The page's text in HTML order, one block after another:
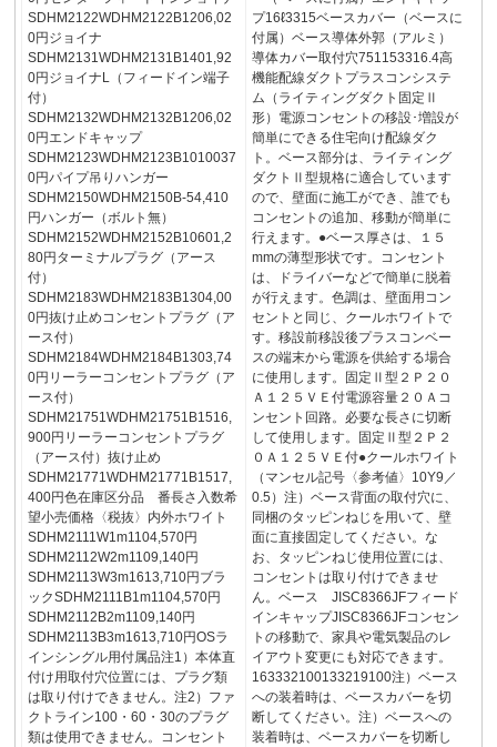
SDHM2122WDHM2122B1206,02
0円ジョイナ
SDHM2131WDHM2131B1401,92
0円ジョイナL（フィードイン端子
付）
SDHM2132WDHM2132B1206,02
0円エンドキャップ
SDHM2123WDHM2123B1010037
0円パイプ吊りハンガー
SDHM2150WDHM2150B-54,410
円ハンガー（ボルト無）
SDHM2152WDHM2152B10601,2
80円ターミナルプラグ（アース
付）
SDHM2183WDHM2183B1304,00
0円抜け止めコンセントプラグ（ア
ース付）
SDHM2184WDHM2184B1303,74
0円リーラーコンセントプラグ（ア
ース付）
SDHM21751WDHM21751B1516,
900円リーラーコンセントプラグ
（アース付）抜け止め
SDHM21771WDHM21771B1517,
400円色在庫区分品 番長さ入数希
望小売価格〈税抜〉内外ホワイト
SDHM2111W1m1104,570円
SDHM2112W2m1109,140円
SDHM2113W3m1613,710円ブラ
ックSDHM2111B1m1104,570円
SDHM2112B2m1109,140円
SDHM2113B3m1613,710円OSラ
インシングル用付属品注1）本体直
付け用取付穴位置には、プラグ類
は取り付けできません。注2）ファ
クトライン100・60・30のプラグ
類は使用できません。コンセント
プ16ℓ3315ベースカバー（ベースに
付属）ベース導体外郭（アルミ）
導体カバー取付穴751153316.4高
機能配線ダクトプラスコンシステ
ム（ライティングダクト固定Ⅱ
形）電源コンセントの移設･増設が
簡単にできる住宅向け配線ダク
ト。ベース部分は、ライティング
ダクトⅡ型規格に適合しています
ので、壁面に施工ができ、誰でも
コンセントの追加、移動が簡単に
行えます。●ベース厚さは、１５
mmの薄型形状です。コンセント
は、ドライバーなどで簡単に脱着
が行えます。色調は、壁面用コン
セントと同じ、クールホワイトで
す。移設前移設後プラスコンベー
スの端末から電源を供給する場合
に使用します。固定Ⅱ型２Ｐ２０
Ａ１２５ＶＥ付電源容量２０Ａコ
ンセント回路。必要な長さに切断
して使用します。固定Ⅱ型２Ｐ２
０Ａ１２５ＶＥ付●クールホワイト
（マンセル記号〈参考値〉10Y9／
0.5）注）ベース背面の取付穴に、
同梱のタッピンねじを用いて、壁
面に直接固定してください。な
お、タッピンねじ使用位置には、
コンセントは取り付けできませ
ん。ベース JISC8366JFフィード
インキャップJISC8366JFコンセン
トの移動で、家具や電気製品のレ
イアウト変更にも対応できます。
163332100133219100注）ベース
への装着時は、ベースカバーを切
断してください。注）ベースへの
装着時は、ベースカバーを切断し